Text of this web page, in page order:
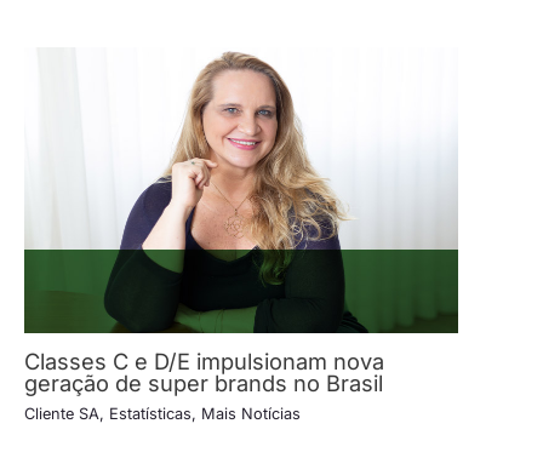
Classes C e D/E impulsionam nova
geração de super brands no Brasil
Cliente SA, Estatísticas, Mais Notícias